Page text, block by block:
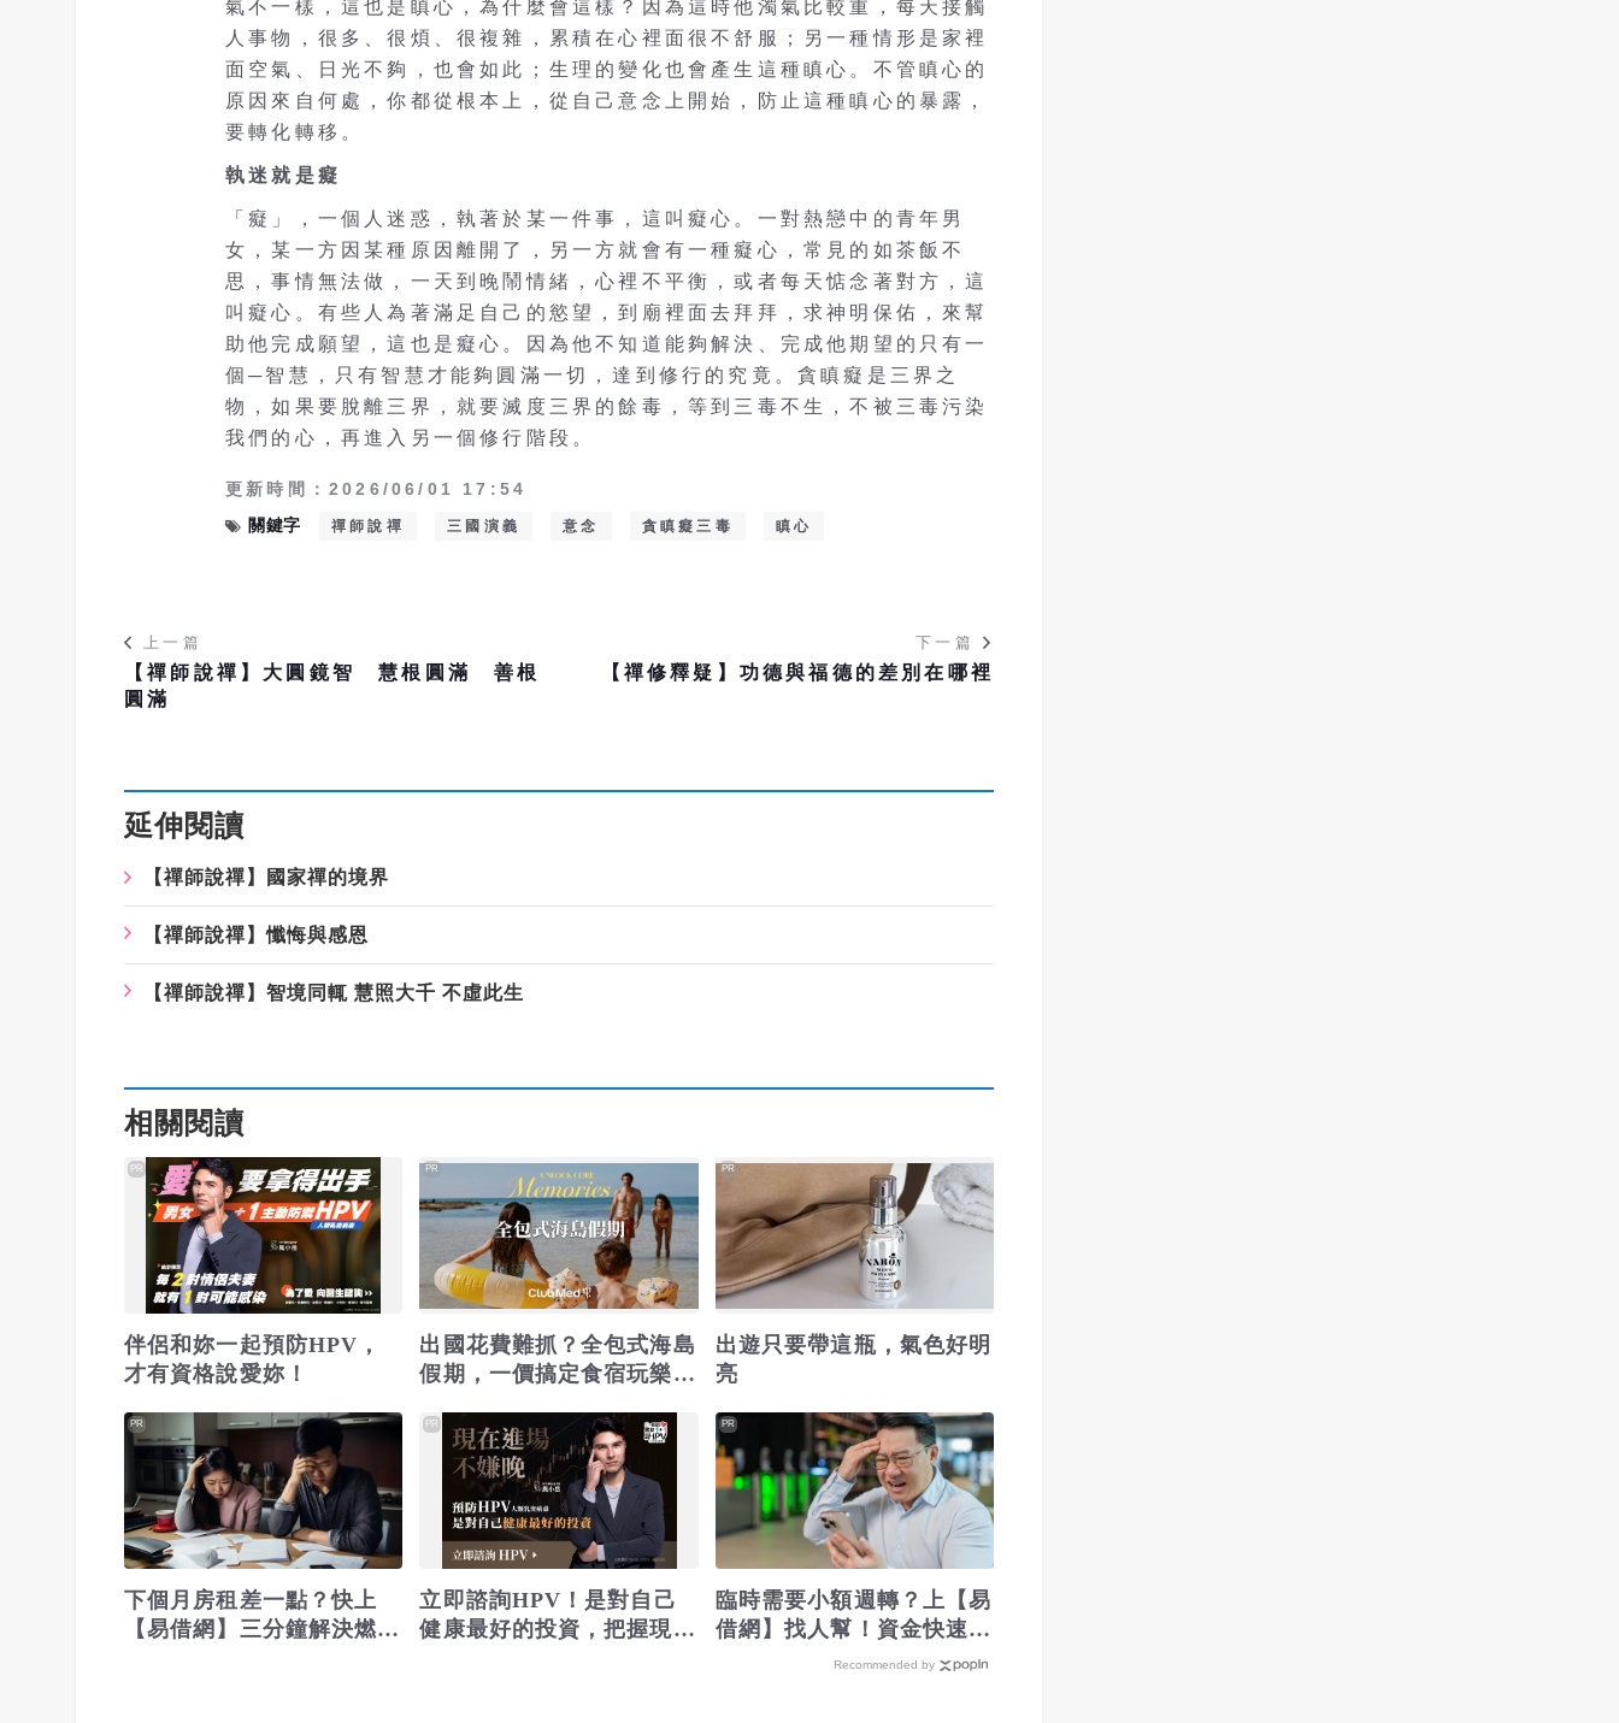
氣不一樣，這也是瞋心，為什麼會這樣？因為這時他濁氣比較重，每天接觸
人事物，很多、很煩、很複雜，累積在心裡面很不舒服；另一種情形是家裡
面空氣、日光不夠，也會如此；生理的變化也會產生這種瞋心。不管瞋心的
原因來自何處，你都從根本上，從自己意念上開始，防止這種瞋心的暴露，
要轉化轉移。
執迷就是癡
「癡」，一個人迷惑，執著於某一件事，這叫癡心。一對熱戀中的青年男
女，某一方因某種原因離開了，另一方就會有一種癡心，常見的如茶飯不
思，事情無法做，一天到晚鬧情緒，心裡不平衡，或者每天惦念著對方，這
叫癡心。有些人為著滿足自己的慾望，到廟裡面去拜拜，求神明保佑，來幫
助他完成願望，這也是癡心。因為他不知道能夠解決、完成他期望的只有一
個─智慧，只有智慧才能夠圓滿一切，達到修行的究竟。貪瞋癡是三界之
物，如果要脫離三界，就要滅度三界的餘毒，等到三毒不生，不被三毒污染
我們的心，再進入另一個修行階段。
更新時間：2026/06/01 17:54
關鍵字
禪師說禪 三國演義 意念 貪瞋癡三毒 瞋心
上一篇
【禪師說禪】大圓鏡智 慧根圓滿 善根
圓滿
下一篇
【禪修釋疑】功德與福德的差別在哪裡
延伸閱讀
【禪師說禪】國家禪的境界
【禪師說禪】懺悔與感恩
【禪師說禪】智境同輒 慧照大千 不虛此生
相關閱讀
伴侶和妳一起預防HPV，
才有資格說愛妳！
PR
出國花費難抓？全包式海島
假期，一價搞定食宿玩樂，
PR
出遊只要帶這瓶，氣色好明
亮
PR
下個月房租差一點？快上
【易借網】三分鐘解決燃眉
PR
立即諮詢HPV！是對自己
健康最好的投資，把握現在
PR
臨時需要小額週轉？上【易
借網】找人幫！資金快速到
PR
Recommended by